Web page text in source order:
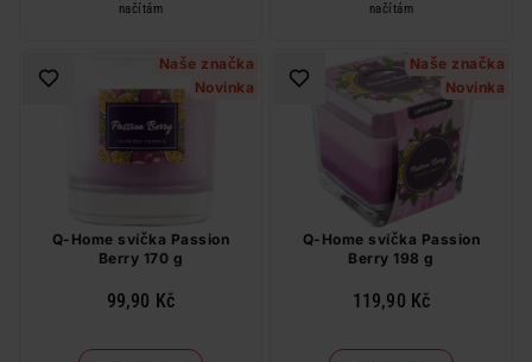
načítám
načítám
Naše značka
Novinka
Q-Home svíčka Passion
Berry 170 g
99,90 Kč
Naše značka
Novinka
Q-Home svíčka Passion
Berry 198 g
119,90 Kč